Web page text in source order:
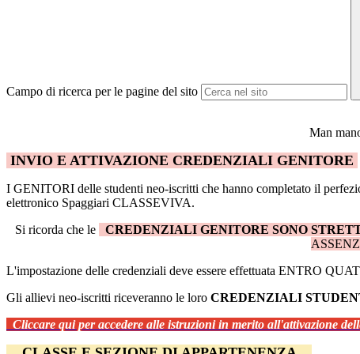
Campo di ricerca per le pagine del sito
Man
INVIO E ATTIVAZIONE CREDENZIALI GENITORE
I GENITORI delle studenti neo-iscritti che hanno completato il
elettronico Spaggiari CLASSEVIVA.
Si ricorda che le
CREDENZIALI GENITORE SONO
L'impostazione delle credenziali deve essere effettuata ENTRO
Gli allievi neo-iscritti riceveranno le loro CREDENZIALI
Cliccare qui per accedere alle istruzioni in merito all'attivazione